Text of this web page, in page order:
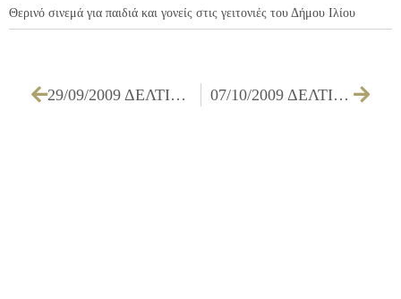
Θερινό σινεμά για παιδιά και γονείς στις γειτονιές του Δήμου Ιλίου
29/09/2009 ΔΕΛΤΙΟ ΤΥΠΟΥ ΓΙΑ ΤΗ ΣΥΝΑΝΤΗΣΗ ΤΟΥ ΔΗΜΑΡΧΟΥ ΙΛΙΟΥ, κ. Ν. ΖΕΝΕΤΟΥ, ΜΕ ΤΟΝ ΟΙΚΟΥΜΕΝΙΚΟ ΠΑΤΡΙΑΡΧΗ κ.κ. ΒΑΡΘΟΛΟΜΑΙΟ 07/10/2009 ΔΕΛΤΙΟ ΤΥΠΟΥ ΜΕ ΘΕΜΑ ΤΟ ΑΠΟΛΛΩΝΙΟ REGULARITY RALLY ΙΣΤΟΡΙΚΩΝ ΑΥΤΟΚΙΝΗΤΩΝ